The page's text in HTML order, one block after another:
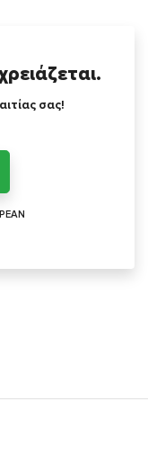
σας!